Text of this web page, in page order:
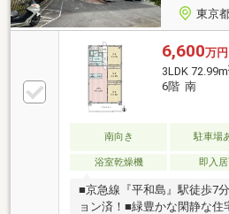
東京
6,600万円
3LDK 72.99m
6階 南
南向き 駐車場
浴室乾燥機
即入
■京急線『平和島』駅徒歩7
ョン済！■緑豊かな閑静な住